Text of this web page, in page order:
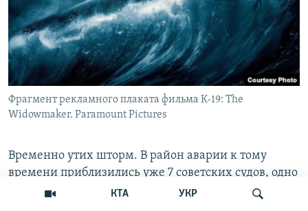
КТА УКР
Фрагмент рекламного плаката фильма К-19: The
Widowmaker. Paramount Pictures
Временно утих шторм. В район аварии к тому
времени приблизились уже 7 советских судов, одно
из них спасательное. В условиях сильного шторма